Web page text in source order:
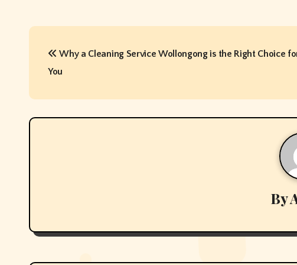
P
t
g
a
Why a Cleaning Service Wollongong is the Right Choice
You
By